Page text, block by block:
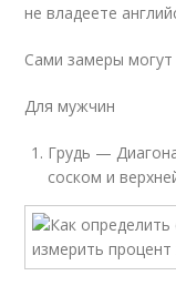
не владеете
Сами замеры могут
Для мужчин
Грудь —
соском и